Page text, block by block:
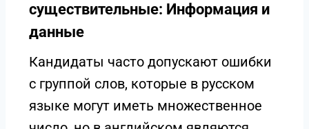
существительные: Информация и
данные
Кандидаты часто допускают ошибки
с группой слов, которые в русском
языке могут иметь множественное